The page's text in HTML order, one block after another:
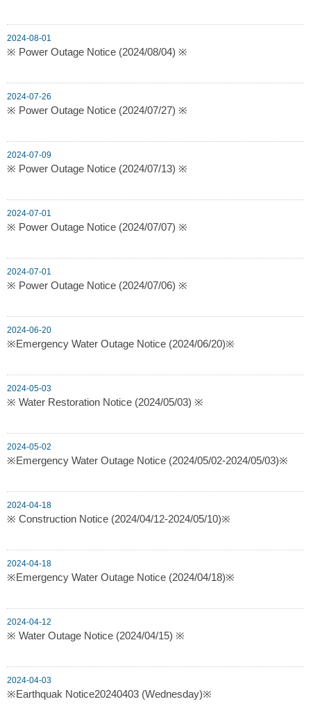
2024-08-01
※ Power Outage Notice (2024/08/04) ※
2024-07-26
※ Power Outage Notice (2024/07/27) ※
2024-07-09
※ Power Outage Notice (2024/07/13) ※
2024-07-01
※ Power Outage Notice (2024/07/07) ※
2024-07-01
※ Power Outage Notice (2024/07/06) ※
2024-06-20
※Emergency Water Outage Notice (2024/06/20)※
2024-05-03
※ Water Restoration Notice (2024/05/03) ※
2024-05-02
※Emergency Water Outage Notice (2024/05/02-2024/05/03)※
2024-04-18
※ Construction Notice (2024/04/12-2024/05/10)※
2024-04-18
※Emergency Water Outage Notice (2024/04/18)※
2024-04-12
※ Water Outage Notice (2024/04/15) ※
2024-04-03
※Earthquak Notice20240403 (Wednesday)※